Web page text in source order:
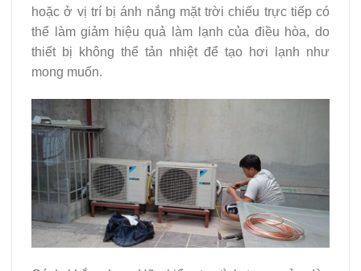
hoặc ở vị trí bị ánh nắng mặt trời chiếu trực tiếp có
thể làm giảm hiệu quả làm lạnh của điều hòa, do
thiết bị không thể tản nhiệt để tạo hơi lạnh như
mong muốn.